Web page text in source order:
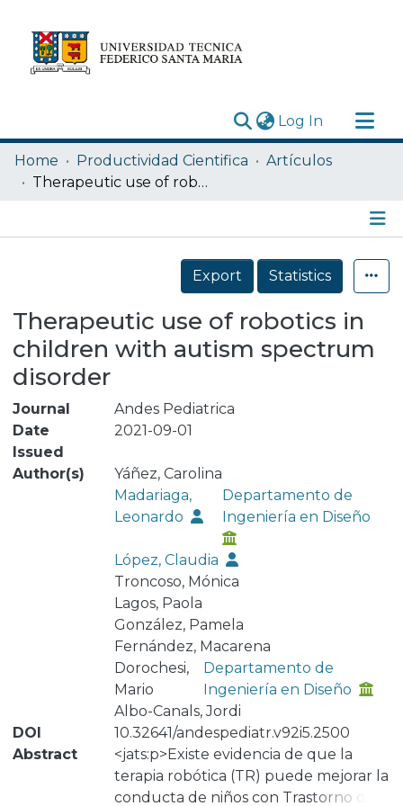
Log In (current)
Research Outputs
Statistics
Home Productividad Cientifica
Artículos
Therapeutic use of robotics in children with autism spectrum disorder
Details
Export
Statistics
Therapeutic use of robotics in
children with autism spectrum
disorder
Journal
Andes Pediatrica
Date
Issued
2021-09-01
Author(s)
Yáñez, Carolina
Madariaga,
Leonardo
Departamento de
Ingeniería en Diseño
López, Claudia
Troncoso, Mónica
Lagos, Paola
González, Pamela
Fernández, Macarena
Dorochesi,
Mario
Departamento de
Ingeniería en Diseño
Albo-Canals, Jordi
DOI
10.32641/andespediatr.v92i5.2500
Abstract
<jats:p>Existe evidencia de que la
terapia robótica (TR) puede mejorar la
conducta de niños con Trastorno del